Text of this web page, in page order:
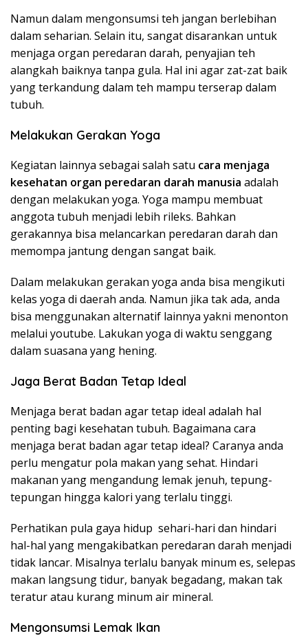
Namun dalam mengonsumsi teh jangan berlebihan
dalam seharian. Selain itu, sangat disarankan untuk
menjaga organ peredaran darah, penyajian teh
alangkah baiknya tanpa gula. Hal ini agar zat-zat baik
yang terkandung dalam teh mampu terserap dalam
tubuh.
Melakukan Gerakan Yoga
Kegiatan lainnya sebagai salah satu cara menjaga
kesehatan organ peredaran darah manusia adalah
dengan melakukan yoga. Yoga mampu membuat
anggota tubuh menjadi lebih rileks. Bahkan
gerakannya bisa melancarkan peredaran darah dan
memompa jantung dengan sangat baik.
Dalam melakukan gerakan yoga anda bisa mengikuti
kelas yoga di daerah anda. Namun jika tak ada, anda
bisa menggunakan alternatif lainnya yakni menonton
melalui youtube. Lakukan yoga di waktu senggang
dalam suasana yang hening.
Jaga Berat Badan Tetap Ideal
Menjaga berat badan agar tetap ideal adalah hal
penting bagi kesehatan tubuh. Bagaimana cara
menjaga berat badan agar tetap ideal? Caranya anda
perlu mengatur pola makan yang sehat. Hindari
makanan yang mengandung lemak jenuh, tepung-
tepungan hingga kalori yang terlalu tinggi.
Perhatikan pula gaya hidup sehari-hari dan hindari
hal-hal yang mengakibatkan peredaran darah menjadi
tidak lancar. Misalnya terlalu banyak minum es, selepas
makan langsung tidur, banyak begadang, makan tak
teratur atau kurang minum air mineral.
Mengonsumsi Lemak Ikan